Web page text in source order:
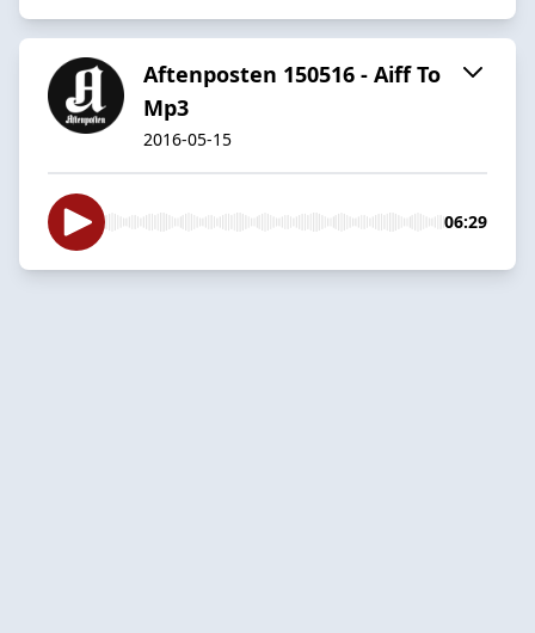
Aftenposten 150516 - Aiff To
Mp3
2016-05-15
06:29